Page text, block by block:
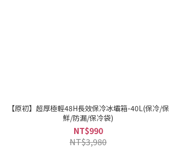
【原初】超厚極輕48H長效保冷冰壩箱-40L(保冷/保
鮮/防漏/保冷袋)
NT$990
NT$3,980